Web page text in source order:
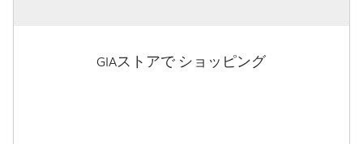
GIAストアで ショッピング